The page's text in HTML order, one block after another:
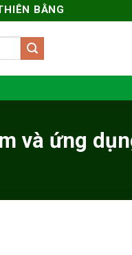
BẰNG
và ứng